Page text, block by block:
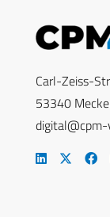
Carl-Zeiss-
53340